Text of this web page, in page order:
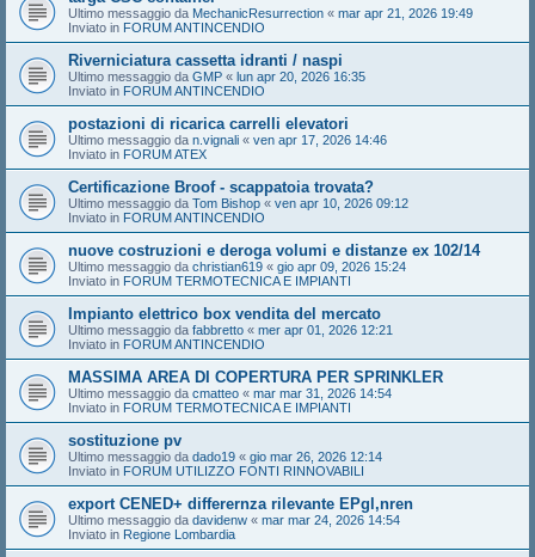
Ultimo messaggio da MechanicResurrection « mar apr 21, 2026 19:49
Inviato in FORUM ANTINCENDIO
Riverniciatura cassetta idranti / naspi
Ultimo messaggio da GMP « lun apr 20, 2026 16:35
Inviato in FORUM ANTINCENDIO
postazioni di ricarica carrelli elevatori
Ultimo messaggio da n.vignali « ven apr 17, 2026 14:46
Inviato in FORUM ATEX
Certificazione Broof - scappatoia trovata?
Ultimo messaggio da Tom Bishop « ven apr 10, 2026 09:12
Inviato in FORUM ANTINCENDIO
nuove costruzioni e deroga volumi e distanze ex 102/14
Ultimo messaggio da christian619 « gio apr 09, 2026 15:24
Inviato in FORUM TERMOTECNICA E IMPIANTI
Impianto elettrico box vendita del mercato
Ultimo messaggio da fabbretto « mer apr 01, 2026 12:21
Inviato in FORUM ANTINCENDIO
MASSIMA AREA DI COPERTURA PER SPRINKLER
Ultimo messaggio da cmatteo « mar mar 31, 2026 14:54
Inviato in FORUM TERMOTECNICA E IMPIANTI
sostituzione pv
Ultimo messaggio da dado19 « gio mar 26, 2026 12:14
Inviato in FORUM UTILIZZO FONTI RINNOVABILI
export CENED+ differernza rilevante EPgl,nren
Ultimo messaggio da davidenw « mar mar 24, 2026 14:54
Inviato in Regione Lombardia